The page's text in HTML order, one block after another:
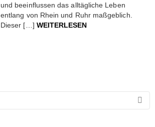
und beeinflussen das alltägliche Leben
entlang von Rhein und Ruhr maßgeblich.
Dieser […] WEITERLESEN